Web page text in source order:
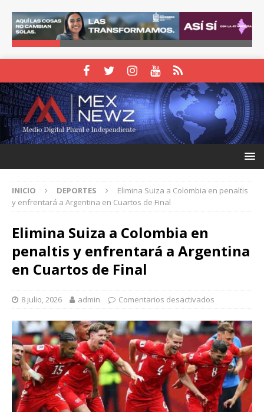
INICIO DEPORTES
Elimina Suiza a Colombia en penaltis
y enfrentará a Argentina en Cuartos de Final
Elimina Suiza a Colombia en
penaltis y enfrentará a Argentina
en Cuartos de Final
8 julio, 2026 admin Comentarios desactivados